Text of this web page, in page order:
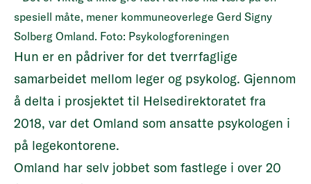
spesiell måte, mener kommuneoverlege Gerd Signy
Solberg Omland. Foto: Psykologforeningen
Hun er en pådriver for det tverrfaglige
samarbeidet mellom leger og psykolog. Gjennom
å delta i prosjektet til Helsedirektoratet fra
2018, var det Omland som ansatte psykologen i
på legekontorene.
Omland har selv jobbet som fastlege i over 20